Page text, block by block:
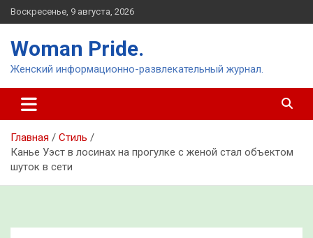
Перейти
к
Воскресенье, 9 августа, 2026
Woman Pride.
Женский информационно-развлекательный журнал.
Главная
Стиль
Канье Уэст в лосинах на прогулке с женой стал объектом
шуток в сети